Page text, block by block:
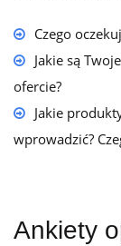
Czego
Jakie są
ofercie?
Jakie
wprowadzić?
Ankiety